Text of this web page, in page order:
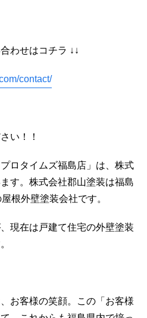
わせはコチラ ↓↓
contact/
い！！
ロタイムズ福島店」は、株式
す。株式会社郡山塗装は福島
根外壁塗装会社です。
現在は戸建て住宅の外壁塗装
お客様の笑顔。この「お客様